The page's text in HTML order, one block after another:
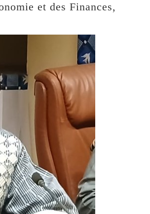
et des Finances,